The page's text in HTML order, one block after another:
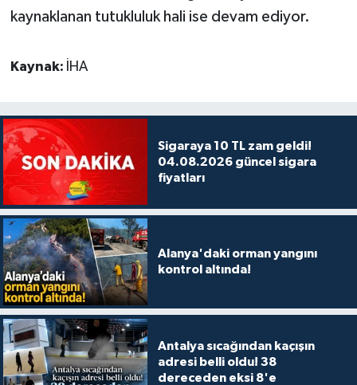
kaynaklanan tutukluluk hali ise devam ediyor.
Kaynak: İHA
Sigaraya 10 TL zam geldi!
04.08.2026 güncel sigara
fiyatları
Alanya'daki orman yangını
kontrol altında!
Antalya sıcağından kaçışın
adresi belli oldu! 38
dereceden eksi 8'e